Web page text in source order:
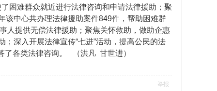
困难群众就近进行法律咨询和申请法律援助；聚
该中心共办理法律援助案件849件，帮助困难群
人提供无偿法律援助；聚焦关怀救助，做助企惠
；深入开展法律宣传“七进”活动，提高公民的法
了各类法律咨询。 （洪凡 甘世进）
举报